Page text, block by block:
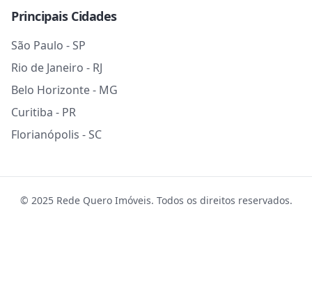
Principais Cidades
São Paulo - SP
Rio de Janeiro - RJ
Belo Horizonte - MG
Curitiba - PR
Florianópolis - SC
© 2025 Rede Quero Imóveis. Todos os direitos reservados.